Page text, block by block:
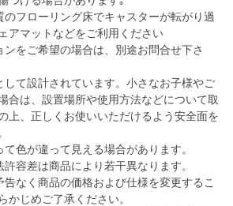
フローリング床でキャスターが転がり過
アマットなどをご利用ください
をご希望の場合は、別途お問合せ下さ
て設計されています。小さなお子様やご
合は、設置場所や使用方法などについて取
上、正しくお使いいただけるよう安全面を
色が違って見える場合があります。
容差は商品により若干異なります。
なく商品の価格および仕様を変更するこ
かじめご了承ください。